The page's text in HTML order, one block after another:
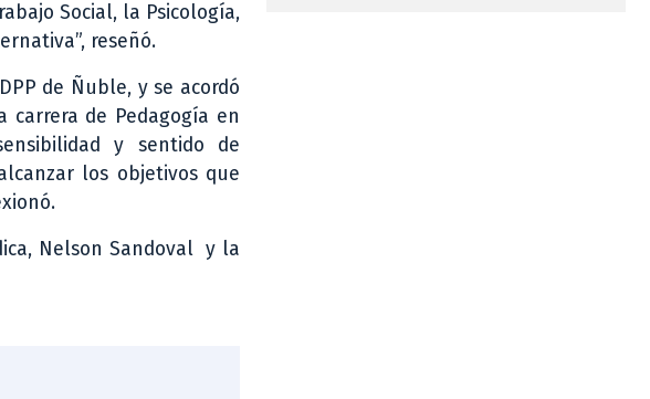
Social, la Psicología,
reseñó.
de Ñuble, y se acordó
de Pedagogía en
y sentido de
los objetivos que
Nelson Sandoval y la